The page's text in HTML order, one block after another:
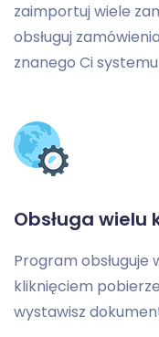
zaimportuj wiele
obsługuj
znanego Ci
Obsługa wielu
Program
kliknięciem
wystawisz